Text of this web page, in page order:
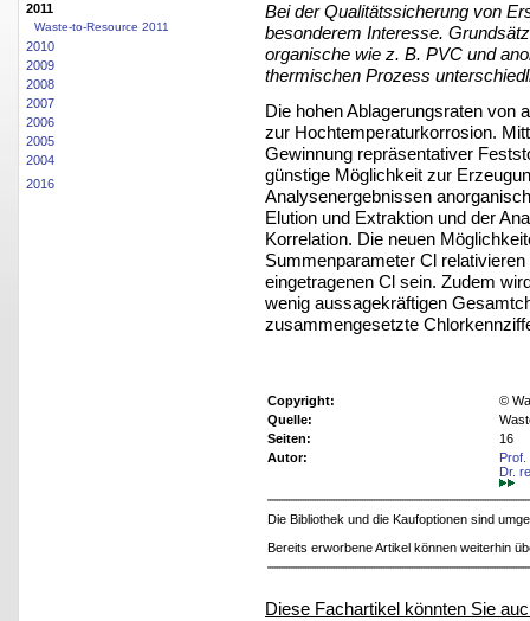
2011
Waste-to-Resource 2011
2010
2009
2008
2007
2006
2005
2004
2016
Bei der Qualitätssicherung von
besonderem Interesse.
organische wie z. B. PVC und
thermischen Prozess
Die hohen Ablagerungsraten von
zur Hochtemperaturkorrosion.
Gewinnung repräsentativer
günstige Möglichkeit zur
Analysenergebnissen
Elution und Extraktion und der
Korrelation. Die neuen
Summenparameter Cl
eingetragenen Cl sein. Zudem
wenig aussagekräftigen
zusammengesetzte
Copyright:
©
Quelle:
Seiten:
16
Autor:
Dr.
Die Bibliothek und die Kaufoptionen sind
Bereits erworbene Artikel können weiterhin
Diese Fachartikel könnten Sie